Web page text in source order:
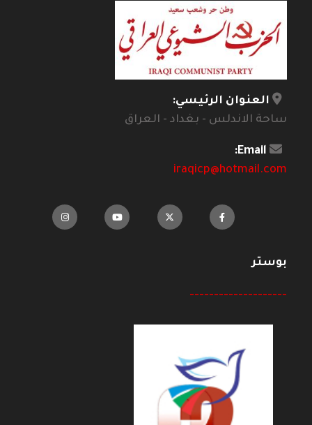
العنوان الرئيسي:
ساحة الاندلس - بغداد - العراق
Email:
iraqicp@hotmail.com
بوستر
--------------------